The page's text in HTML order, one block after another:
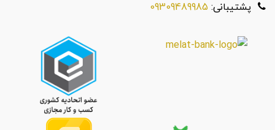
پشتیبانی: 09309489985